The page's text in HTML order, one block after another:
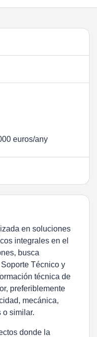
euros/any
en soluciones
integrales en el
busca
Técnico y
técnica de
preferiblemente
mecánica,
o similar.
donde la